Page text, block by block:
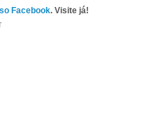
Facebook. Visite já!